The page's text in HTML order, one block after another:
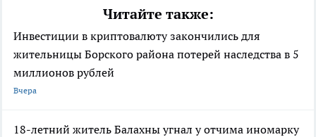
Читайте также:
Инвестиции в криптовалюту закончились для
жительницы Борского района потерей наследства в 5
миллионов рублей
Вчера
18-летний житель Балахны угнал у отчима иномарку